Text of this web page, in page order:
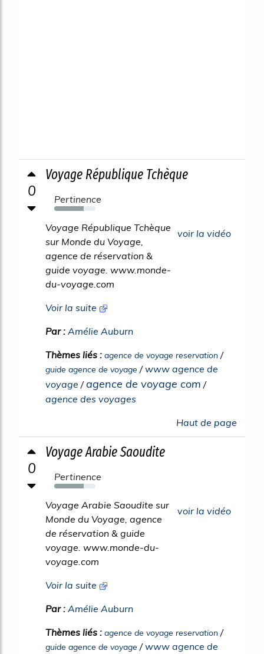
0
Voyage République Tchèque
Pertinence
72%
voir la vidéo
Voyage République Tchèque
sur Monde du Voyage,
agence de réservation &
guide voyage. www.monde-
du-voyage.com
Voir la suite
Par : Amélie Auburn
Thèmes liés : agence de voyage reservation /
guide agence de voyage /www agence de
voyage /agence de voyage com /
agence des voyages
Haut de page
0
Voyage Arabie Saoudite
Pertinence
72%
voir la vidéo
Voyage Arabie Saoudite sur
Monde du Voyage, agence
de réservation & guide
voyage. www.monde-du-
voyage.com
Voir la suite
Par : Amélie Auburn
Thèmes liés : agence de voyage reservation /
guide agence de voyage /www agence de